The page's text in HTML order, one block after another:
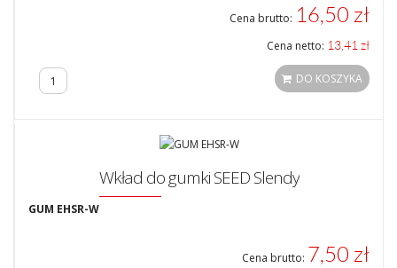
Cena brutto: 16,50 zł
Cena netto: 13,41 zł
DO KOSZYKA
Wkład do gumki SEED Slendy
GUM EHSR-W
Cena brutto: 7,50 zł